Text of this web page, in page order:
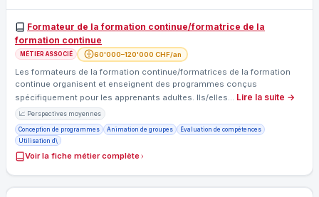
Formateur de la formation continue/formatrice de la
formation continue
MÉTIER ASSOCIÉ 60'000–120'000 CHF/an
Les formateurs de la formation continue/formatrices de la formation
continue organisent et enseignent des programmes conçus
spécifiquement pour les apprenants adultes. Ils/elles… Lire la suite →
📈 Perspectives moyennes
Conception de programmes Animation de groupes
Évaluation de compétences
Utilisation d\
Voir la fiche métier complète